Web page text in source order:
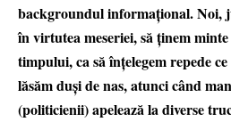
backgroundul informațional. Noi,
în virtutea meseriei, să ținem
timpului, ca să înțelegem repede
lăsăm duși de nas, atunci când
(politicienii) apelează la diverse